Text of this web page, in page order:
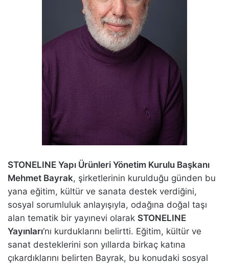
STONELINE Yapı Ürünleri Yönetim Kurulu Başkanı
Mehmet Bayrak, şirketlerinin kurulduğu günden bu
yana eğitim, kültür ve sanata destek verdiğini,
sosyal sorumluluk anlayışıyla, odağına doğal taşı
alan tematik bir yayınevi olarak STONELINE
Yayınları‘nı kurduklarını belirtti. Eğitim, kültür ve
sanat desteklerini son yıllarda birkaç katına
çıkardıklarını belirten Bayrak, bu konudaki sosyal